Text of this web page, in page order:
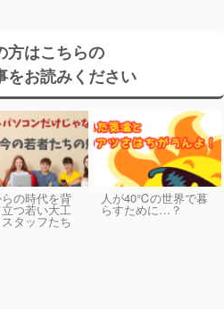
方はこちらの
をお読みください
らの時代を背
つ若い大工
タッフたち
人が40℃の世界で暮
らすために…？